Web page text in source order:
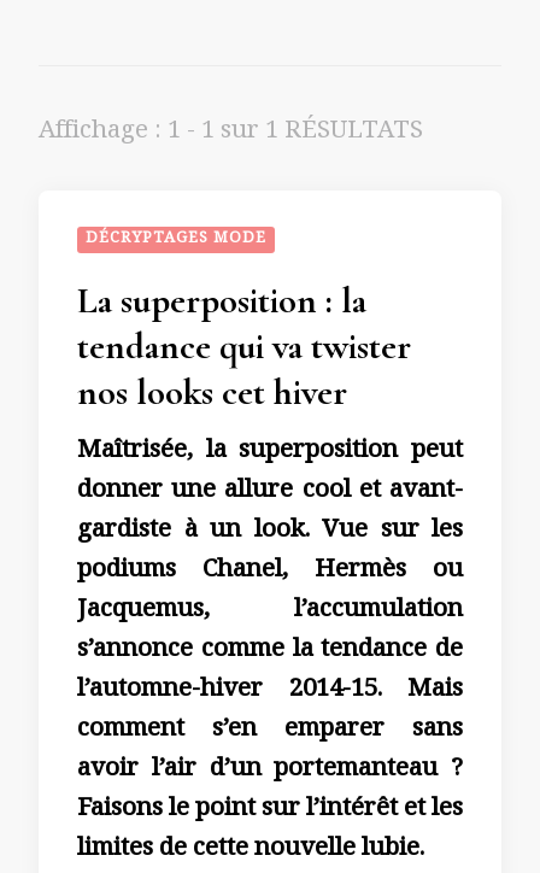
Affichage : 1 - 1 sur 1 RÉSULTATS
DÉCRYPTAGES MODE
La superposition : la
tendance qui va twister
nos looks cet hiver
Maîtrisée, la superposition peut
donner une allure cool et avant-
gardiste à un look. Vue sur les
podiums Chanel, Hermès ou
Jacquemus, l’accumulation
s’annonce comme la tendance de
l’automne-hiver 2014-15. Mais
comment s’en emparer sans
avoir l’air d’un portemanteau ?
Faisons le point sur l’intérêt et les
limites de cette nouvelle lubie.